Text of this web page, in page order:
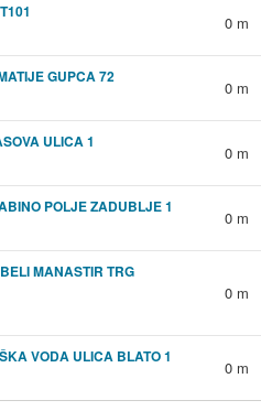
0 m
GUPCA 72
0 m
ULICA 1
0 m
POLJE ZADUBLJE 1
0 m
MANASTIR TRG
0 m
VODA ULICA BLATO 1
0 m